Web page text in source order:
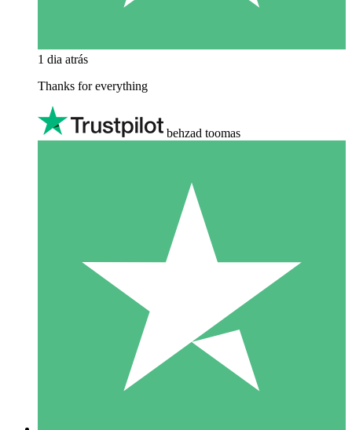
1 dia atrás
Thanks for everything
behzad toomas